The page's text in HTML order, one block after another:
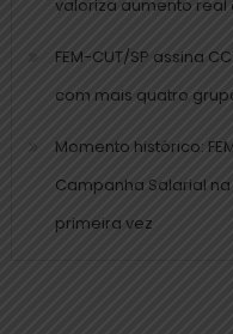
valoriza aumento
FEM-CUT/SP assina
com mais quatro
Momento histórico:
Campanha Salarial
primeira vez